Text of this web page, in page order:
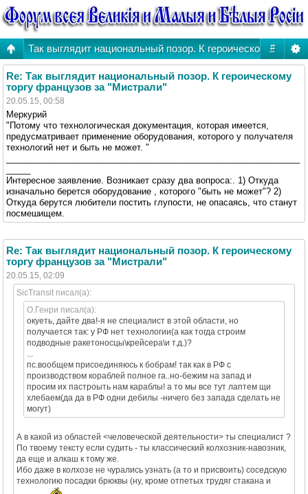
#
Так выглядит национальный позор. К героическому
Re: Так выглядит национальный позор. К героическому
торгу французов за "Мистрали"
20.05.15, 00:58
Меркурий
"Потому что технологическая документация, которая имеется,
предусматривает применение оборудования, которого у получателя
технологий нет и быть не может. "
Интересное заявление. Возникает сразу два вопроса:. 1) Откуда
изначально берется оборудование , которого "быть не может"? 2)
Откуда берутся любители постить глупости, не опасаясь, что станут
посмешищем.
Re: Так выглядит национальный позор. К героическому
торгу французов за "Мистрали"
20.05.15, 02:09
SicTransit писал(а):
O.Генри писал(а):
окуеть, дайте два!-я не специалист в этой области, но
получается так: у РФ нет технологии(а как тогда строим
подводные ракетоносцы\крейсера\и т.д.)?
пс.вообщем присоединяюсь к бобрам! так как в РФ с
производством кораблей полное га..но-бежим на запад и
просим их пастроыть нам караблы! а то мы все тут лаптем щи
хлебаем(да да в РФ одни дебилы -ничего без запада сделать не
могут)
А в какой из областей <человеческой деятельности> ты специалист ?
По твоему тексту если судить - ты классический колхозник-навозник,
да еще и алкаш к тому же.
Ибо даже в колхозе не чурались узнать (а то и присвоить) соседскую
технологию посадки брюквы (ну, кроме отпетых трудяг стакана и